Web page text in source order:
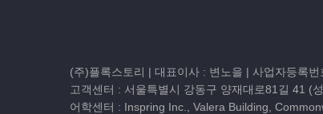
(주)플록스토리 | 대표이사 : 변노을 | 사업자등록
고객센터 : 서울특별시 강동구 양재대로81길 41 (
어학센터 : Inspring Inc., Valera Building,